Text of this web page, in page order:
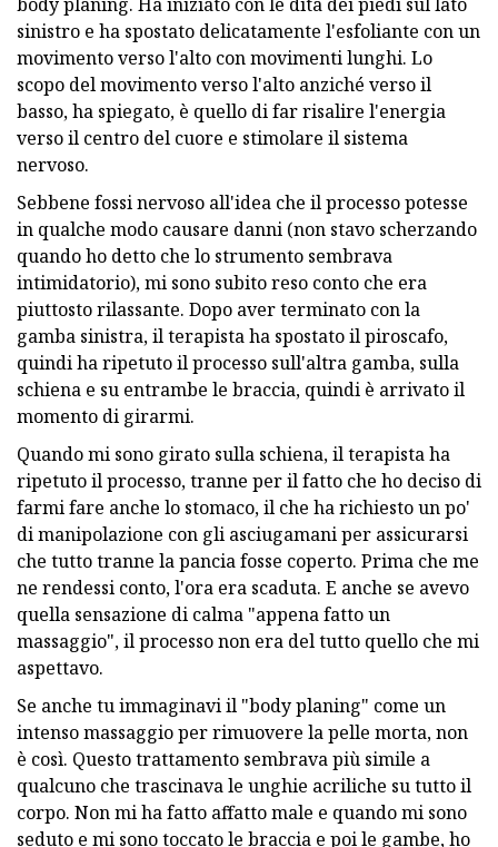
sinistro e ha spostato delicatamente l'esfoliante con un
movimento verso l'alto con movimenti lunghi. Lo
scopo del movimento verso l'alto anziché verso il
basso, ha spiegato, è quello di far risalire l'energia
verso il centro del cuore e stimolare il sistema
nervoso.
Sebbene fossi nervoso all'idea che il processo potesse
in qualche modo causare danni (non stavo scherzando
quando ho detto che lo strumento sembrava
intimidatorio), mi sono subito reso conto che era
piuttosto rilassante. Dopo aver terminato con la
gamba sinistra, il terapista ha spostato il piroscafo,
quindi ha ripetuto il processo sull'altra gamba, sulla
schiena e su entrambe le braccia, quindi è arrivato il
momento di girarmi.
Quando mi sono girato sulla schiena, il terapista ha
ripetuto il processo, tranne per il fatto che ho deciso di
farmi fare anche lo stomaco, il che ha richiesto un po'
di manipolazione con gli asciugamani per assicurarsi
che tutto tranne la pancia fosse coperto. Prima che me
ne rendessi conto, l'ora era scaduta. E anche se avevo
quella sensazione di calma "appena fatto un
massaggio", il processo non era del tutto quello che mi
aspettavo.
Se anche tu immaginavi il "body planing" come un
intenso massaggio per rimuovere la pelle morta, non
è così. Questo trattamento sembrava più simile a
qualcuno che trascinava le unghie acriliche su tutto il
corpo. Non mi ha fatto affatto male e quando mi sono
seduto e mi sono toccato le braccia e poi le gambe, ho